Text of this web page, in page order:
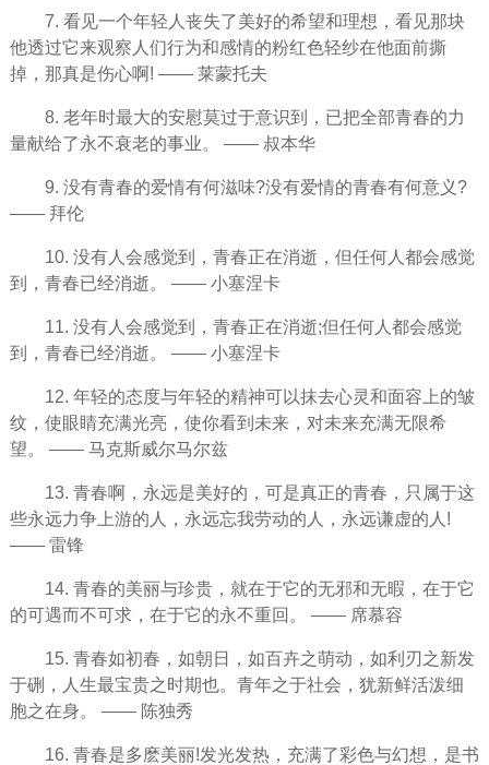
7. 看见一个年轻人丧失了美好的希望和理想 ，看见那块
他透过它来观察人们行为和感情的粉红色轻纱在他面前撕
掉，那真是伤心啊! —— 莱蒙托夫
8. 老年时最大的安慰莫过于意识到，已把全部青春的力
量献给了永不衰老的事业。 —— 叔本华
9. 没有青春的爱情有何滋味?没有爱情的青春有何意义?
—— 拜伦
10. 没有人会感觉到，青春正在消逝，但任何人都会感觉
到，青春已经消逝。 —— 小塞涅卡
11. 没有人会感觉到，青春正在消逝;但任何人都会感觉
到，青春已经消逝。 —— 小塞涅卡
12. 年轻的态度与年轻的精神可以抹去心灵和面容上的皱
纹，使眼睛充满光亮，使你看到未来，对未来充满无限希
望。 —— 马克斯威尔马尔兹
13. 青春啊， 永远是美好的，可是真正的青春，只属于这
些永远力争上游的人，永远忘我劳动的人，永远谦虚的人!
—— 雷锋
14. 青春的美丽与珍贵，就在于它的无邪和无暇，在于它
的可遇而不可求，在于它的永不重回。 —— 席慕容
15. 青春如初春，如朝日，如百卉之萌动，如利刃之新发
于硎，人生最宝贵之时期也。青年之于社会，犹新鲜活泼细
胞之在身。 —— 陈独秀
16. 青春是多麽美丽!发光发热，充满了彩色与幻想 ，是书